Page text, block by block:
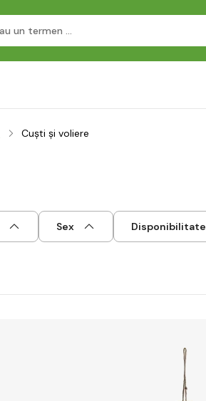
Cuști și voliere
Sex Disponibilitate